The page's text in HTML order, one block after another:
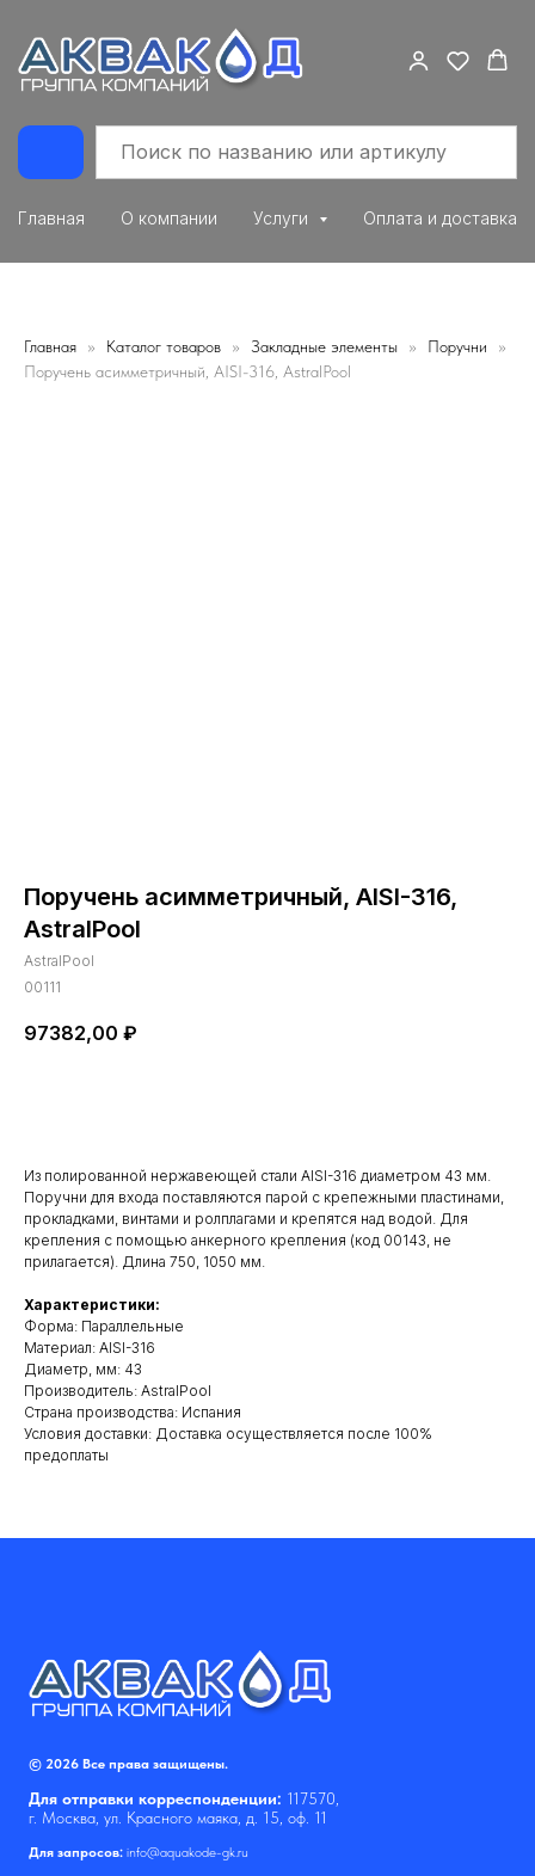
Главная О компании Услуги Оплата и доставка
Главная Каталог товаров Закладные элементы
Поручни
Поручень асимметричный, AISI-316, AstralPool
Поручень асимметричный, AISI-316,
AstralPool
AstralPool
00111
97382,00 ₽
Из полированной нержавеющей стали AISI-316 диаметром 43 мм.
Поручни для входа поставляются парой с крепежными пластинами,
прокладками, винтами и ролплагами и крепятся над водой. Для
крепления с помощью анкерного крепления (код 00143, не
прилагается). Длина 750, 1050 мм.
Характеристики:
Форма: Параллельные
Материал: AISI-316
Диаметр, мм: 43
Производитель: AstralPool
Cтрана производства: Испания
Условия доставки: Доставка осуществляется после 100%
предоплаты
© 2026 Все права защищены.
Для отправки корреспонденции: 117570,
г. Москва, ул. Красного маяка, д. 15, оф. 11
Для запросов: info@aquakode-gk.ru